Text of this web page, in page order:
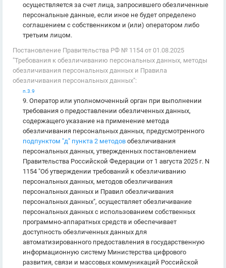
осуществляется за счет лица, запросившего обезличенные
персональные данные, если иное не будет определено
соглашением с собственником и (или) оператором либо
третьим лицом.
Постановление Правительства РФ № 1154 от 01.08.2025
"Требования к обезличиванию персональных данных, методы
обезличивания персональных данных и Правила
обезличивания персональных данных":
п.3.9
9. Оператор или уполномоченный орган при выполнении
требования о предоставлении обезличенных данных,
содержащего указание на применение метода
обезличивания персональных данных, предусмотренного
подпунктом "д" пункта 2 методов обезличивания
персональных данных, утвержденных постановлением
Правительства Российской Федерации от 1 августа 2025 г. N
1154 "Об утверждении требований к обезличиванию
персональных данных, методов обезличивания
персональных данных и Правил обезличивания
персональных данных", осуществляет обезличивание
персональных данных с использованием собственных
программно-аппаратных средств и обеспечивает
доступность обезличенных данных для
автоматизированного предоставления в государственную
информационную систему Министерства цифрового
развития, связи и массовых коммуникаций Российской